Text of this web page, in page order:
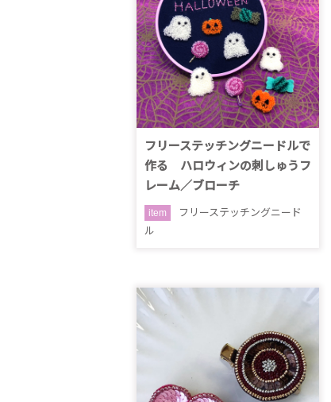
フリーステッチングニードルで
作る ハロウィンの刺しゅうフ
レーム／ブローチ
item
フリーステッチングニード
ル